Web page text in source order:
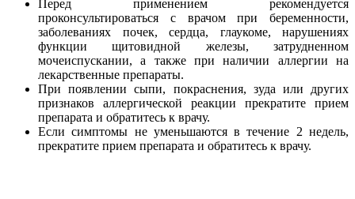
Перед применением рекомендуется
проконсультироваться с врачом при беременности,
заболеваниях почек, сердца, глаукоме, нарушениях
функции щитовидной железы, затрудненном
мочеиспускании, а также при наличии аллергии на
лекарственные препараты.
При появлении сыпи, покраснения, зуда или других
признаков аллергической реакции прекратите прием
препарата и обратитесь к врачу.
Если симптомы не уменьшаются в течение 2 недель,
прекратите прием препарата и обратитесь к врачу.